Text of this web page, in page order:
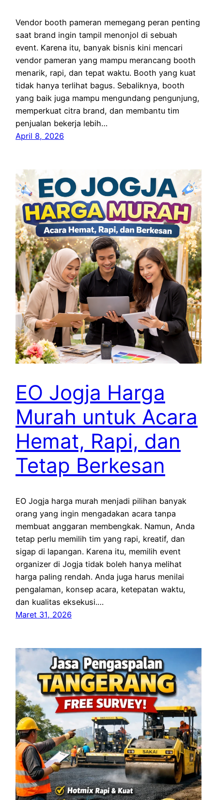
Vendor booth pameran memegang peran penting
saat brand ingin tampil menonjol di sebuah
event. Karena itu, banyak bisnis kini mencari
vendor pameran yang mampu merancang booth
menarik, rapi, dan tepat waktu. Booth yang kuat
tidak hanya terlihat bagus. Sebaliknya, booth
yang baik juga mampu mengundang pengunjung,
memperkuat citra brand, dan membantu tim
penjualan bekerja lebih…
April 8, 2026
EO Jogja Harga
Murah untuk Acara
Hemat, Rapi, dan
Tetap Berkesan
EO Jogja harga murah menjadi pilihan banyak
orang yang ingin mengadakan acara tanpa
membuat anggaran membengkak. Namun, Anda
tetap perlu memilih tim yang rapi, kreatif, dan
sigap di lapangan. Karena itu, memilih event
organizer di Jogja tidak boleh hanya melihat
harga paling rendah. Anda juga harus menilai
pengalaman, konsep acara, ketepatan waktu,
dan kualitas eksekusi.…
Maret 31, 2026